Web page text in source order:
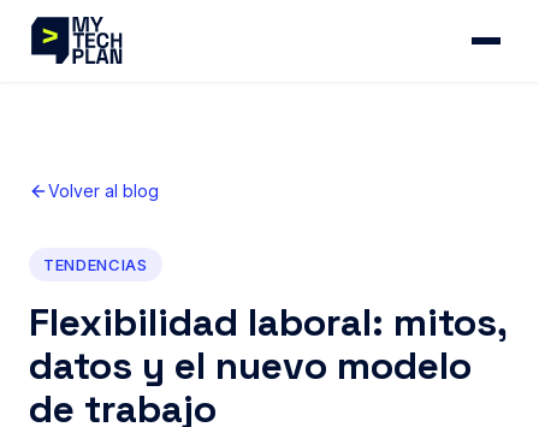
Volver al blog
TENDENCIAS
Flexibilidad laboral: mitos,
datos y el nuevo modelo
de trabajo